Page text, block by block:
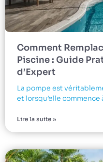
Comment
Piscine : Guide
d’Expert
La pompe est
et lorsqu’elle commence
Lire la suite »